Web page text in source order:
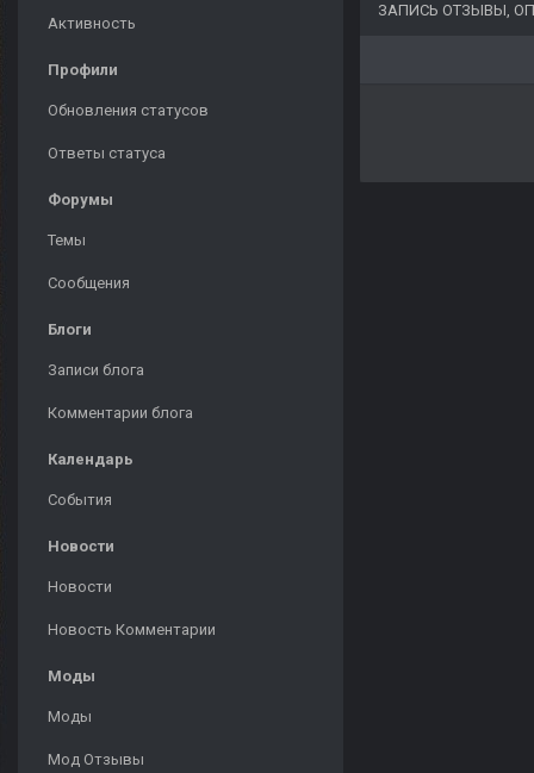
Активность
Профили
Обновления статусов
Ответы статуса
Форумы
Темы
Сообщения
Блоги
Записи блога
Комментарии блога
Календарь
События
Новости
Новости
Новость Комментарии
Моды
Моды
Мод Отзывы
ЗАПИСЬ ОТЗЫВЫ,